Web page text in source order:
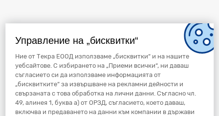
Управление на „бисквитки“
Ние от Текра ЕООД използваме „бисквитки“ и на нашите
уебсайтове. С избирането на „Приеми всички“, ни даваш
съгласието си да използваме информацията от
„бисквитките“ за извършване на рекламни дейности и
свързаната с това обработка на лични данни. Съгласно чл.
49, алинея 1, буква а) от ОРЗД, съгласието, което даваш,
включва и предаването на данни към компании в държави